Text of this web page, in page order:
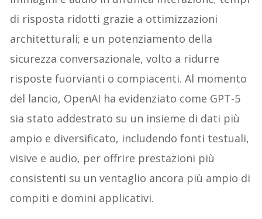
di risposta ridotti grazie a ottimizzazioni
architetturali; e un potenziamento della
sicurezza conversazionale, volto a ridurre
risposte fuorvianti o compiacenti. Al momento
del lancio, OpenAI ha evidenziato come GPT-5
sia stato addestrato su un insieme di dati più
ampio e diversificato, includendo fonti testuali,
visive e audio, per offrire prestazioni più
consistenti su un ventaglio ancora più ampio di
compiti e domini applicativi.